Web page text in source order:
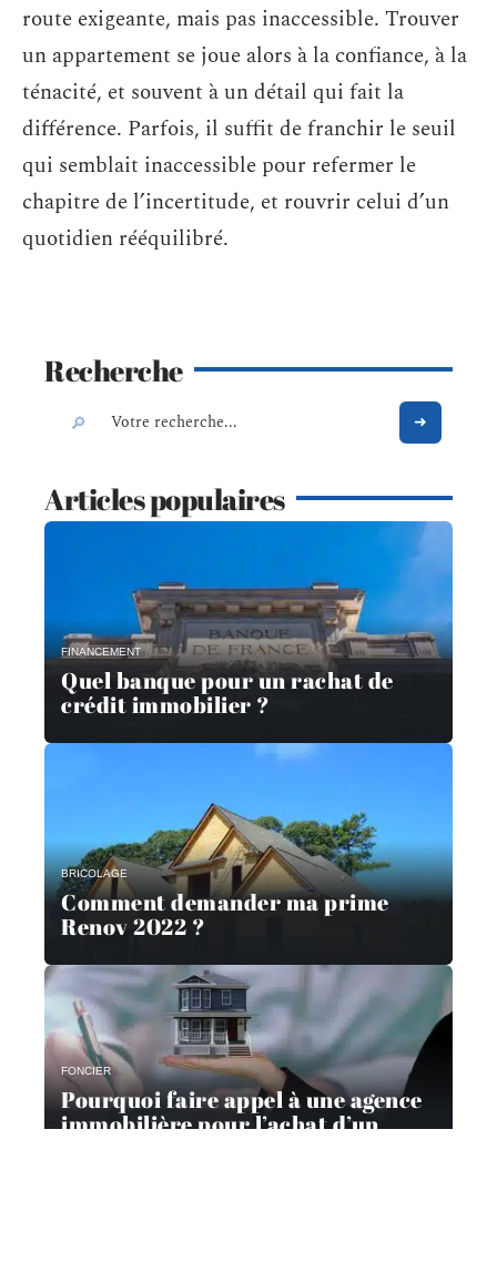
route exigeante, mais pas inaccessible. Trouver
un appartement se joue alors à la confiance, à la
ténacité, et souvent à un détail qui fait la
différence. Parfois, il suffit de franchir le seuil
qui semblait inaccessible pour refermer le
chapitre de l’incertitude, et rouvrir celui d’un
quotidien rééquilibré.
Recherche
Articles populaires
FINANCEMENT
Quel banque pour un rachat de
crédit immobilier ?
BRICOLAGE
Comment demander ma prime
Renov 2022 ?
FONCIER
Pourquoi faire appel à une agence
immobilière pour l’achat d’un